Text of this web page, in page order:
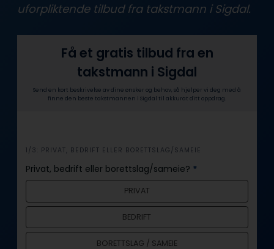
uforpliktende tilbud fra takstmann i Sigdal.
Få et gratis tilbud fra en
takstmann i Sigdal
Send en kort beskrivelse av dine ønsker og behov, så hjelper vi deg med å
finne den beste takstmannen i Sigdal til akkurat ditt oppdrag.
i
n
n
o
d
1/3: PRIVAT, BEDRIFT ELLER BORETTSLAG/SAMEIE
Privat, bedrift eller borettslag/sameie? *
PRIVAT
BEDRIFT
BORETTSLAG / SAMEIE